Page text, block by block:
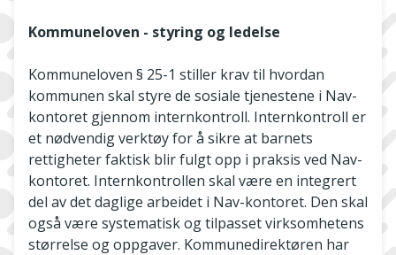
Kommuneloven - styring og ledelse
Kommuneloven § 25-1 stiller krav til hvordan
kommunen skal styre de sosiale tjenestene i Nav-
kontoret gjennom internkontroll. Internkontroll er
et nødvendig verktøy for å sikre at barnets
rettigheter faktisk blir fulgt opp i praksis ved Nav-
kontoret. Internkontrollen skal være en integrert
del av det daglige arbeidet i Nav-kontoret. Den skal
også være systematisk og tilpasset virksomhetens
størrelse og oppgaver. Kommunedirektøren har